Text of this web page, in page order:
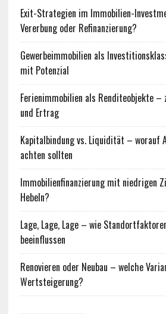
Exit-Strategien im Immobilien-
Vererbung oder Refinanzierung?
Gewerbeimmobilien als
mit Potenzial
Ferienimmobilien als Renditeobjekte –
und Ertrag
Kapitalbindung vs. Liquidität – worauf
achten sollten
Immobilienfinanzierung mit niedrigen
Hebeln?
Lage, Lage, Lage – wie
beeinflussen
Renovieren oder Neubau – welche
Wertsteigerung?